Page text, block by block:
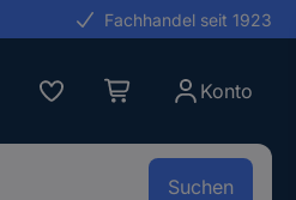
Fachhandel seit 1923
Konto
Suchen